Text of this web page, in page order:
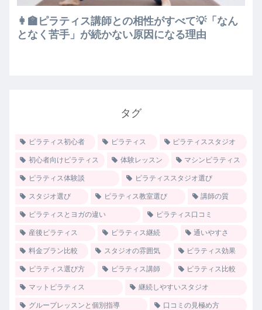
👩‍🏫ピラティス講師との相性がすべて💡「なん
となく苦手」が続かない原因になる理由
タグ
ピラティス初心者 ピラティス ピラティススタジオ
初心者向けピラティス 体験レッスン マシンピラティス
ピラティス体験談 ピラティススタジオ選び
スタジオ選び ピラティス教室選び 講師の質
ピラティスとヨガの違い ピラティス口コミ
産後ピラティス ピラティス継続 通いやすさ
料金プラン比較 スタジオの雰囲気 ピラティス効果
ピラティス選び方 ピラティス講師 ピラティス比較
マットピラティス 継続しやすいスタジオ
グループレッスンと個別指導 口コミの見極め方